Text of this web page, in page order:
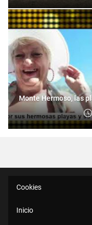
Monte Hermoso, las
Cookies
Inicio